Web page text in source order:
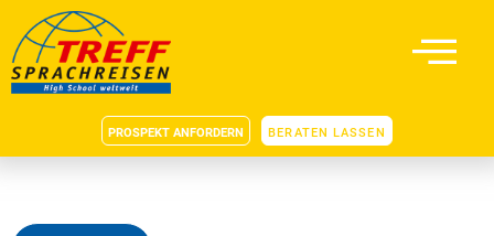
PROSPEKT ANFORDERN BERATEN LASSEN